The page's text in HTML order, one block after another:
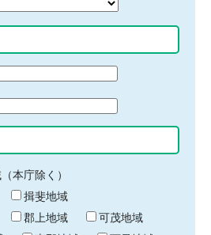
本庁除く）
揖斐地域
郡上地域
可茂地域